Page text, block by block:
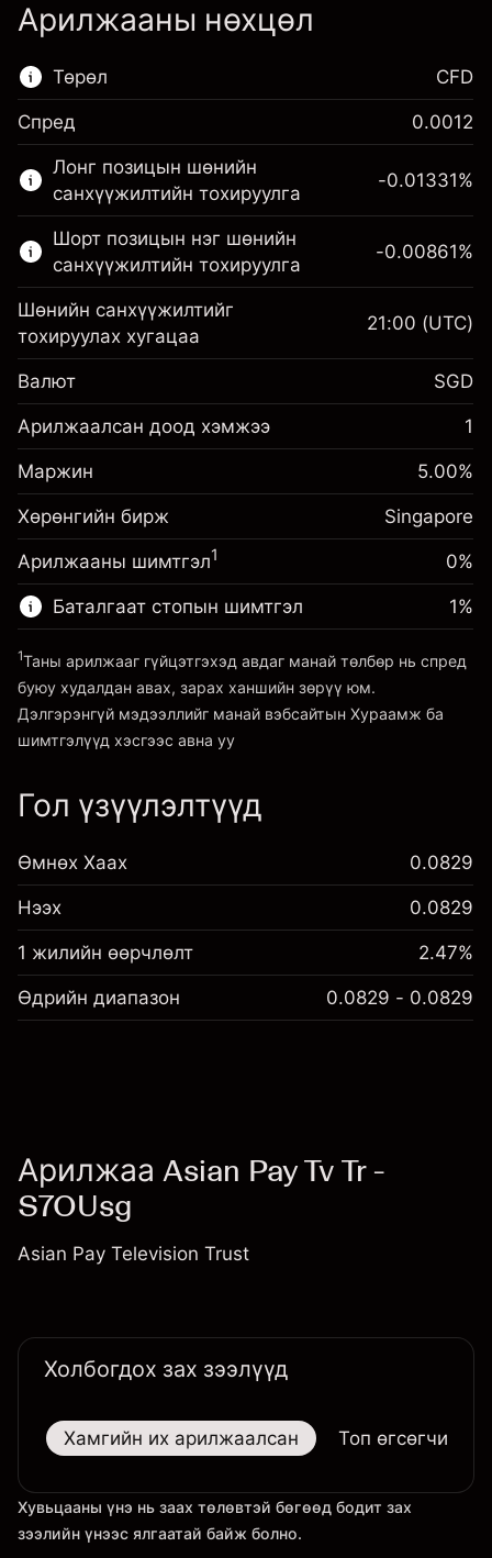
Арилжааны нөхцөл
Төрөл
Энэ санхүүгийн зах зээл зөвхөн CFD
арилжаанд зориулагдсан.
Дэлгэрэнгүй мэдээллийг:
CFD-үүд
CFD
Спред 0.0012
Лонг позицын шөнийн
санхүүжилтийн тохируулга
Маржин. Таны
хөрөнгө оруулалт
Шөнийн
санхүүжилтийн
тохируулга
Позицын бүрэн
хэмжээнээс авах төлбөр
-0.013311%
(-SGD 2.66)
~SGD 20,000.00
Хөшүүргийн мөнгө ~ $SGD 19,000.00
Платформ руу орох
-0.01331%
Шорт позицын нэг шөнийн
санхүүжилтийн тохируулга
Маржин. Таны
хөрөнгө оруулалт
SGD 1,000.00
Шөнийн
санхүүжилтийн
тохируулга
хэмжээнээс авах төлбөр
%
SGD 20,000.00
Хөшүүргийн мөнгө ~ $
SGD 19,000.00
-0.00861%
Шөнийн санхүүжилтийг
тохируулах хугацаа
21:00 (UTC)
Валют SGD
Арилжаалсан доод хэмжээ 1
Маржин 5.00%
Хөрөнгийн бирж Singapore
Арилжааны шимтгэл1 0%
Баталгаат стопын шимтгэл
Хураамж ба шимтгэлүүд
1%
1Таны арилжааг гүйцэтгэхэд авдаг манай төлбөр нь спред
буюу худалдан авах, зарах ханшийн зөрүү юм.
Дэлгэрэнгүй мэдээллийг манай вэбсайтын Хураамж ба
шимтгэлүүд хэсгээс авна уу
Гол үзүүлэлтүүд
Өмнөх Хаах 0.0829
Нээх 0.0829
1 жилийн өөрчлөлт 2.47%
Өдрийн диапазон 0.0829 - 0.0829
Арилжаа Asian Pay Tv Tr -
S7OUsg
Asian Pay Television Trust
Холбогдох зах зээлүүд
Хамгийн их арилжаалсан Топ өгсөгчид
Хувьцааны үнэ нь заах төлөвтэй бөгөөд бодит зах
зээлийн үнээс ялгаатай байж болно.